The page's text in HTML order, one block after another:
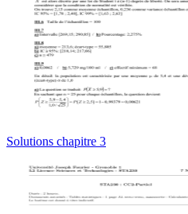
Solutions chapitre 3